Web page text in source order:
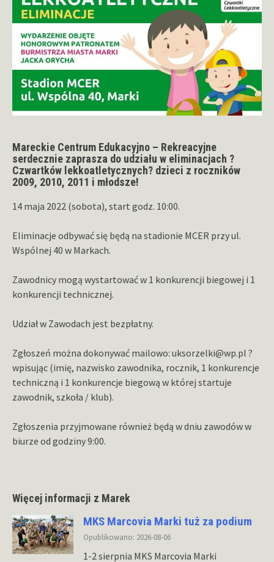
Mareckie Centrum Edukacyjno – Rekreacyjne
serdecznie zaprasza do udziału w eliminacjach ?
Czwartków lekkoatletycznych? dzieci z roczników
2009, 2010, 2011 i młodsze!
14 maja 2022 (sobota), start godz. 10:00.
Eliminacje odbywać się będą na stadionie MCER przy ul.
Wspólnej 40 w Markach.
Zawodnicy mogą wystartować w 1 konkurencji biegowej i 1
konkurencji technicznej.
Udział w Zawodach jest bezpłatny.
Zgłoszeń można dokonywać mailowo: uksorzelki@wp.pl ?
wpisując (imię, nazwisko zawodnika, rocznik, 1 konkurencje
techniczną i 1 konkurencje biegową w której startuje
zawodnik, szkoła / klub).
Zgłoszenia przyjmowane również będą w dniu zawodów w
biurze od godziny 9:00.
Więcej informacji z Marek
MKS Marcovia Marki tuż za podium
Opublikowano: 2026-08-06
1-2 sierpnia MKS Marcovia Marki